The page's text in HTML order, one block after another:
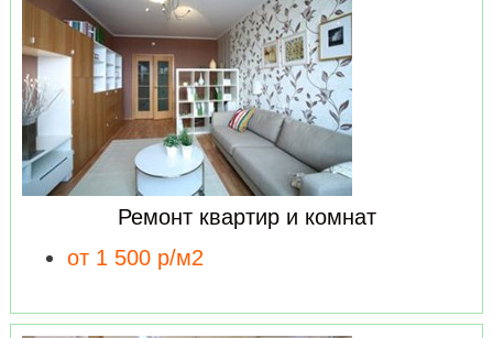
Ремонт квартир и комнат
от 1 500 р/м2